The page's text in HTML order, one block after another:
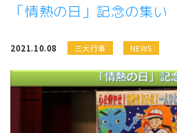
「情熱の日」記念の集い
2021.10.08 三大行事 NEWS